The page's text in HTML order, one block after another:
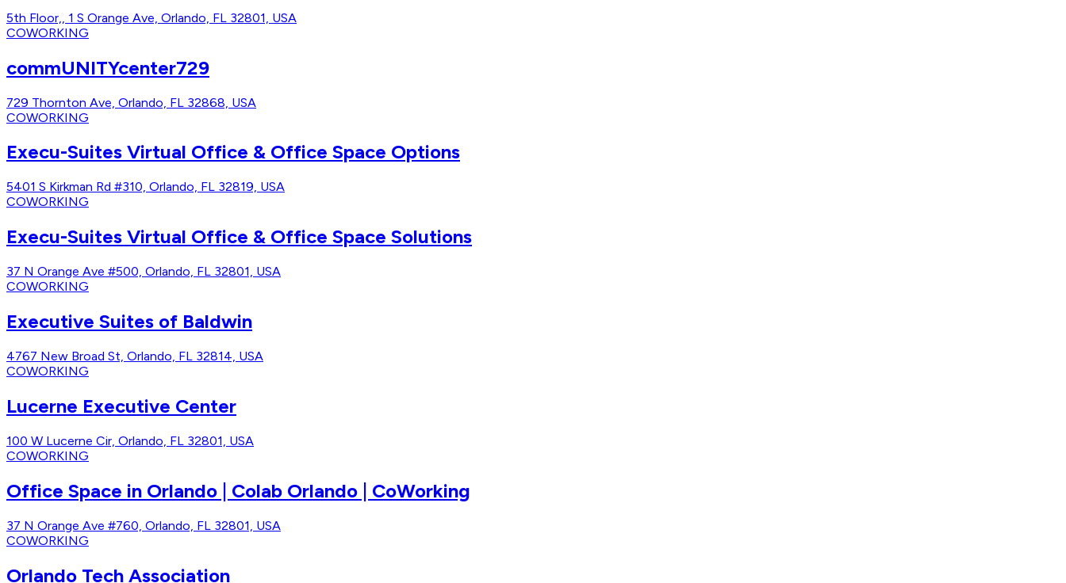
5th Floor,, 1 S Orange Ave, Orlando, FL 32801, USA
COWORKING
commUNITYcenter729
729 Thornton Ave, Orlando, FL 32868, USA
COWORKING
Execu-Suites Virtual Office & Office Space Options
5401 S Kirkman Rd #310, Orlando, FL 32819, USA
COWORKING
Execu-Suites Virtual Office & Office Space Solutions
37 N Orange Ave #500, Orlando, FL 32801, USA
COWORKING
Executive Suites of Baldwin
4767 New Broad St, Orlando, FL 32814, USA
COWORKING
Lucerne Executive Center
100 W Lucerne Cir, Orlando, FL 32801, USA
COWORKING
Office Space in Orlando | Colab Orlando | CoWorking
37 N Orange Ave #760, Orlando, FL 32801, USA
COWORKING
Orlando Tech Association